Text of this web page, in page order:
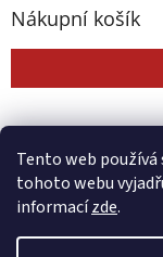
Tento web
tohoto webu
informacízde.
Nákupní košík